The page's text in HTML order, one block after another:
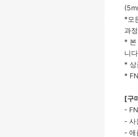
*모
과
* 본
니
* 상
*
[구
-
- 사
- 애